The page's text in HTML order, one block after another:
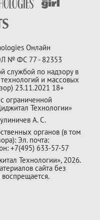
Онлайн
№ ФС 77 - 82353
службой по надзору в
и массовых
23.11.2021 18+
ограниченной
Технологии»
А. С.
органов (в том
Эл. почта:
+7(495) 633-57-57
Технологии», 2026.
сайта без